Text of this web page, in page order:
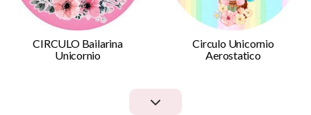
CIRCULO Bailarina
Unicornio
Circulo Unicornio
Aerostatico